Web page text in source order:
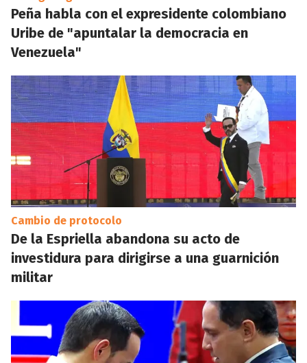
Peña habla con el expresidente colombiano
Uribe de "apuntalar la democracia en
Venezuela"
Cambio de protocolo
De la Espriella abandona su acto de
investidura para dirigirse a una guarnición
militar